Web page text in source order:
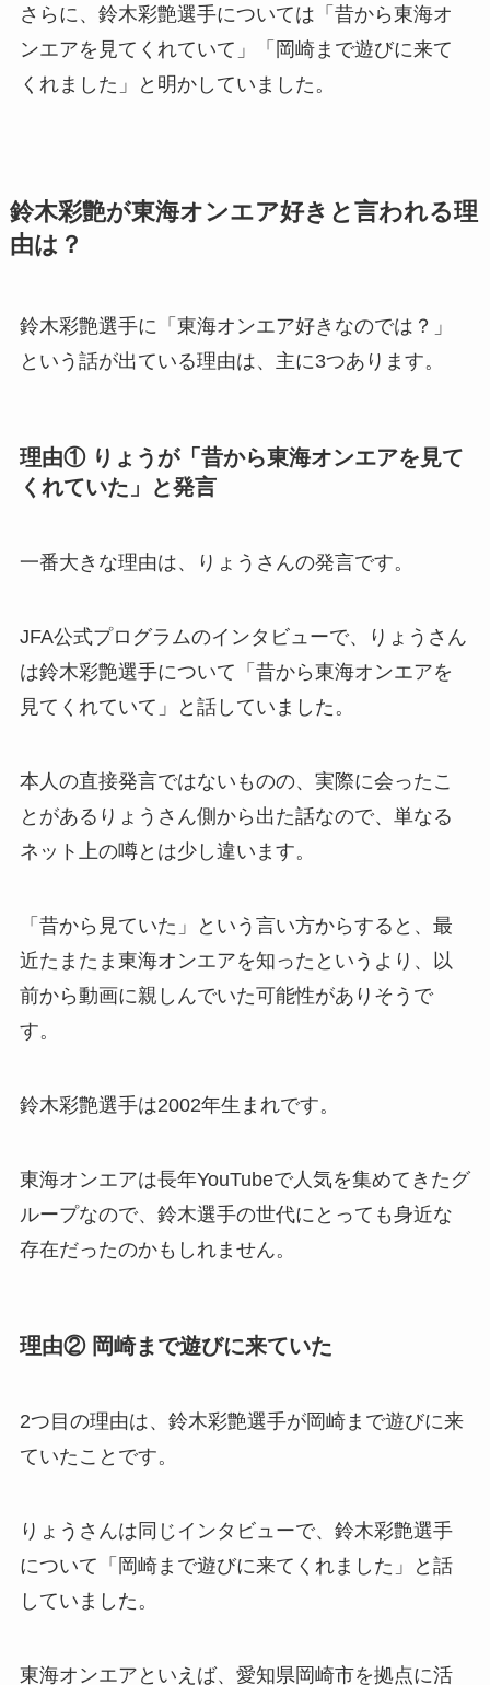
さらに、鈴木彩艶選手については「昔から東海オ
ンエアを見てくれていて」「岡崎まで遊びに来て
くれました」と明かしていました。
鈴木彩艶が東海オンエア好きと言われる理
由は？
鈴木彩艶選手に「東海オンエア好きなのでは？」
という話が出ている理由は、主に3つあります。
理由① りょうが「昔から東海オンエアを見て
くれていた」と発言
一番大きな理由は、りょうさんの発言です。
JFA公式プログラムのインタビューで、りょうさん
は鈴木彩艶選手について「昔から東海オンエアを
見てくれていて」と話していました。
本人の直接発言ではないものの、実際に会ったこ
とがあるりょうさん側から出た話なので、単なる
ネット上の噂とは少し違います。
「昔から見ていた」という言い方からすると、最
近たまたま東海オンエアを知ったというより、以
前から動画に親しんでいた可能性がありそうで
す。
鈴木彩艶選手は2002年生まれです。
東海オンエアは長年YouTubeで人気を集めてきたグ
ループなので、鈴木選手の世代にとっても身近な
存在だったのかもしれません。
理由② 岡崎まで遊びに来ていた
2つ目の理由は、鈴木彩艶選手が岡崎まで遊びに来
ていたことです。
りょうさんは同じインタビューで、鈴木彩艶選手
について「岡崎まで遊びに来てくれました」と話
していました。
東海オンエアといえば、愛知県岡崎市を拠点に活